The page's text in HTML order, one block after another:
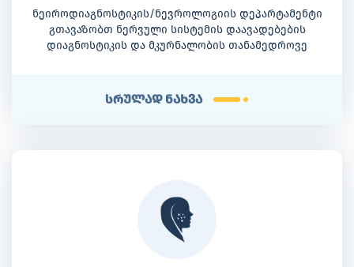
ნეიროდიაგნოსტიკის/ნევროლოგიის დეპარტამენტი
გთავაზობთ ნერვული სისტემის დაავადებების
დიაგნოსტიკის და მკურნალობის თანამედროვე
სრულად ნახვა